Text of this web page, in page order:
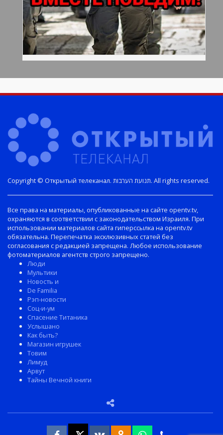
Copyright © Открытый телеканал. תנועת הערבות. All rights reserved.
Все права на материалы, опубликованные на сайте opentv.tv,
охраняются в соответствии с законодательством Израиля. При
использовании материалов сайта гиперссылка на opentv.tv
обязательна. Перепечатка эксклюзивных статей без
согласования с редакцией запрещена. Любое использование
фотоматериалов агентств строго запрещено.
Люди
Мультики
Новость и
De Familia
Рэп-новости
Соц-и-ум
Спасение Титаника
Услышано
Как быть?
Магазин игрушек
Товим
Лимуд
Арвут
Тайны Вечной книги